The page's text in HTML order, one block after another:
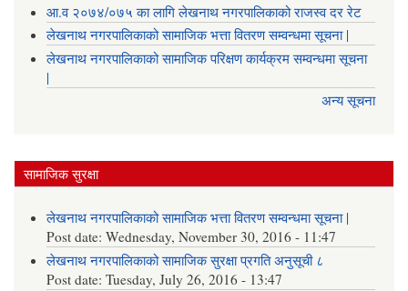
आ.व २०७४/०७५ का लागि लेखनाथ नगरपालिकाको राजस्व दर रेट
लेखनाथ नगरपालिकाको सामाजिक भत्ता वितरण सम्वन्धमा सूचना |
लेखनाथ नगरपालिकाको सामाजिक परिक्षण कार्यक्रम सम्वन्धमा सूचना
|
अन्य सूचना
सामाजिक सुरक्षा
लेखनाथ नगरपालिकाको सामाजिक भत्ता वितरण सम्वन्धमा सूचना |
Post date:Wednesday, November 30, 2016 - 11:47
लेखनाथ नगरपालिकाको सामाजिक सुरक्षा प्रगति अनुसूची ८
Post date:Tuesday, July 26, 2016 - 13:47